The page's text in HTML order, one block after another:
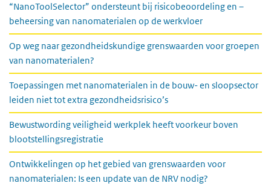
“NanoToolSelector” ondersteunt bij risicobeoordeling en –
beheersing van nanomaterialen op de werkvloer
Op weg naar gezondheidskundige grenswaarden voor groepen
van nanomaterialen?
Toepassingen met nanomaterialen in de bouw- en sloopsector
leiden niet tot extra gezondheidsrisico’s
Bewustwording veiligheid werkplek heeft voorkeur boven
blootstellingsregistratie
Ontwikkelingen op het gebied van grenswaarden voor
nanomaterialen: Is een update van de NRV nodig?